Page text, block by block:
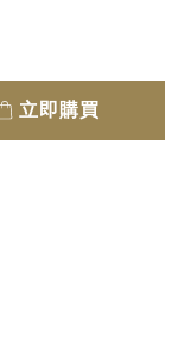
立即購買